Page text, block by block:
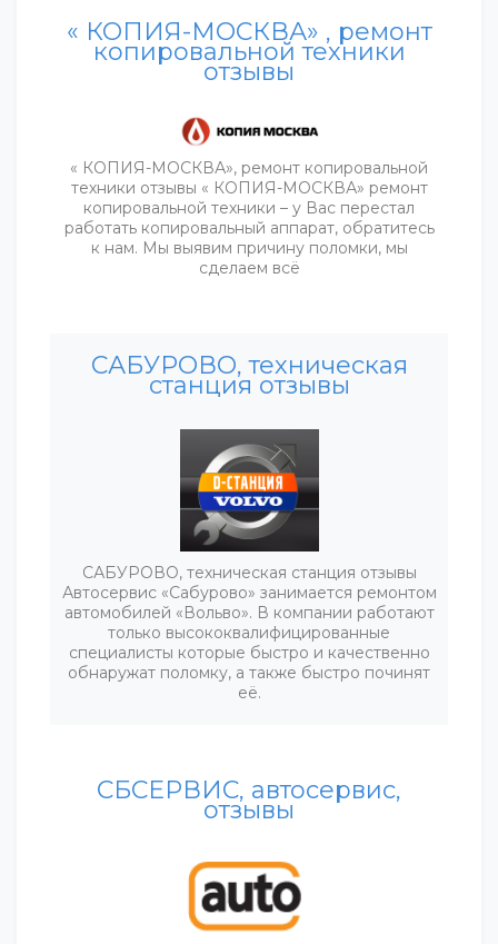
« КОПИЯ-МОСКВА» , ремонт
копировальной техники
отзывы
« КОПИЯ-МОСКВА», ремонт копировальной
техники отзывы « КОПИЯ-МОСКВА» ремонт
копировальной техники – у Вас перестал
работать копировальный аппарат, обратитесь
к нам. Мы выявим причину поломки, мы
сделаем всё
САБУРОВО, техническая
станция отзывы
САБУРОВО, техническая станция отзывы
Автосервис «Сабурово» занимается ремонтом
автомобилей «Вольво». В компании работают
только высококвалифицированные
специалисты которые быстро и качественно
обнаружат поломку, а также быстро починят
её.
СБСЕРВИС, автосервис,
отзывы